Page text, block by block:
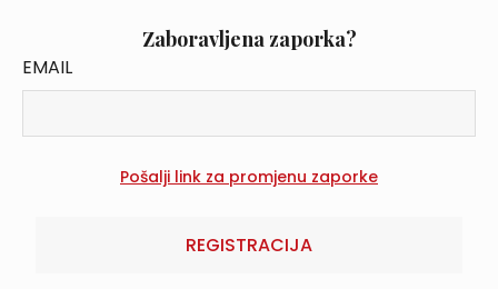
Zaboravljena zaporka?
EMAIL
REGISTRACIJA